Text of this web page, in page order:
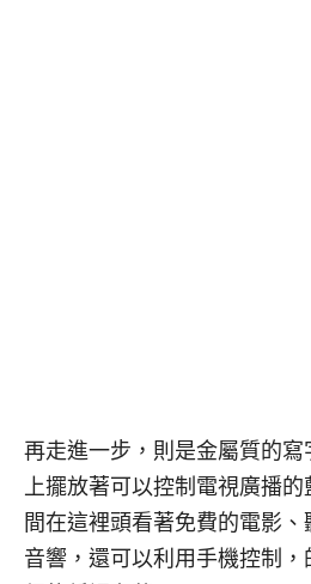
再走進一步，則是金屬質的
上擺放著可以控制電視廣播
間在這裡頭看著免費的電影
音響，還可以利用手機控制